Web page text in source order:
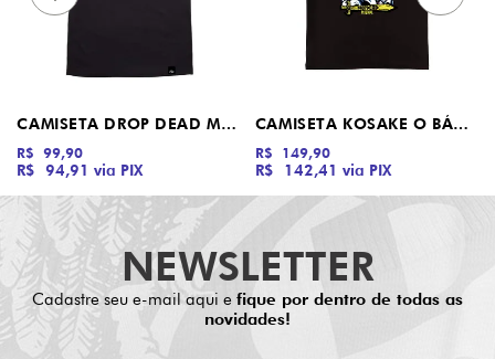
CAMISETA DROP DEAD MANGA CURTA ELIPSE FUTURA 2
R$ 94,91 via PIX
R$ 99,90
CAMISETA KOSAKE O BÁRBARO DROP DEAD
R$ 142,41 via PIX
R$ 149,90
NEWSLETTER
Cadastre seu e-mail aqui e fique por dentro de todas as
novidades!